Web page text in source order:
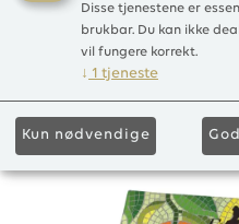
Såpestykke 100g
Disse tjenestene er
brukbar. Du kan ikke
vil fungere korrekt.
↓ 1 tjeneste
Kun nødvendige